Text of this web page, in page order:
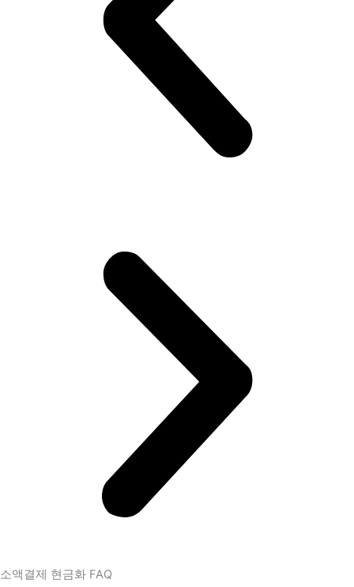
소액결제 현금화 FAQ​